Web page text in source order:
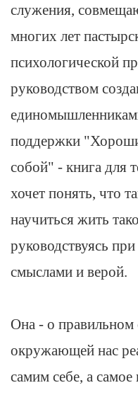
служения,
многих лет
психологической
руководством
поддержки
собой" - книга для
хочет понять, что
научиться жить
руководствуясь
смыслами и верой.
Она - о
окружающей нас
самим себе, а самое